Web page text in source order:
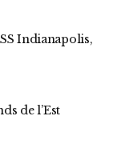
Indianapolis,
de l’Est